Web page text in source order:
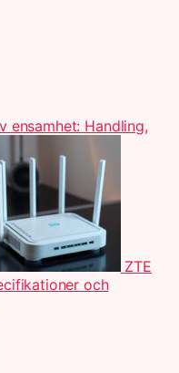
ensamhet: Handling,
ZTE
och